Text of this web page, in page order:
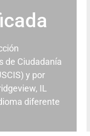
de Ciudadanía
y por
IL
diferente